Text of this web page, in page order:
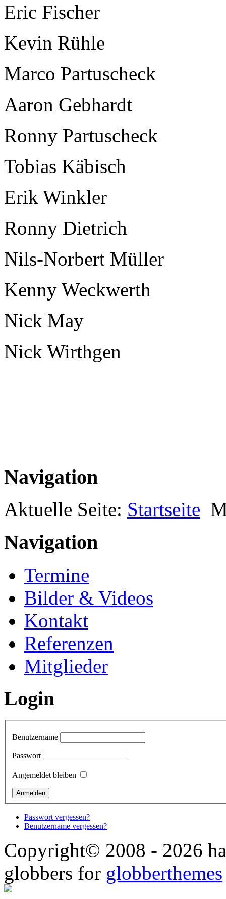
Eric Fischer
Kevin Rühle
Marco Partuscheck
Aaron Gebhardt
Ronny Partuscheck
Tobias Käbisch
Erik Winkler
Ronny Dietrich
Nils-Norbert Müller
Kenny Weckwerth
Nick May
Nick Wirthgen
Navigation
Aktuelle Seite: Startseite
Navigation
Termine
Bilder & Videos
Kontakt
Referenzen
Mitglieder
Login
Benutzername
Passwort
Angemeldet bleiben
Passwort vergessen?
Benutzername vergessen?
Copyright© 2008 - 2026
globbers for globberthemes